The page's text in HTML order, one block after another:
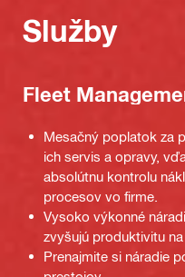
Služby
Fleet
Mesačný poplatok za
ich servis a opravy,
absolútnu kontrolu
procesov vo firme.
Vysoko výkonné
zvyšujú produktivitu na
Prenajmite si náradie